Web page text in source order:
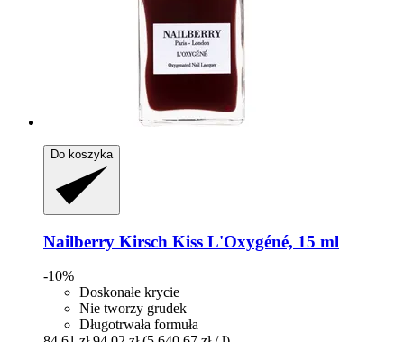
Do koszyka
Nailberry Kirsch Kiss L'Oxygéné, 15 ml
-10%
Doskonałe krycie
Nie tworzy grudek
Długotrwała formuła